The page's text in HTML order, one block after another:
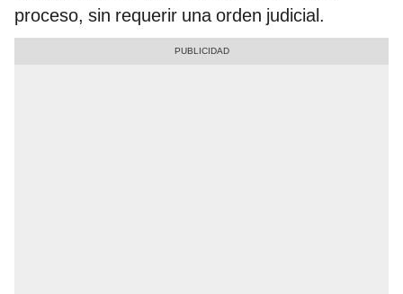
proceso, sin requerir una orden judicial.